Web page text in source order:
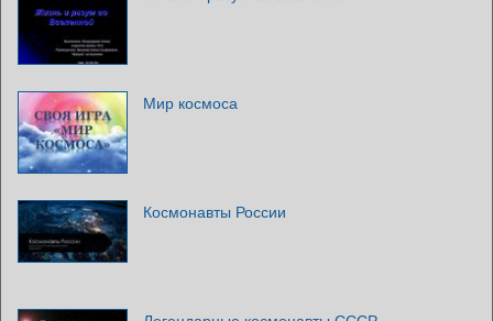
Мир космоса
Космонавты России